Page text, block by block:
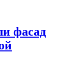
фасад